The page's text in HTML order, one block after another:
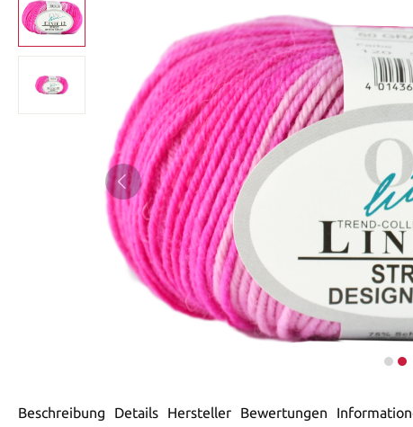
Beschreibung Details Hersteller Bewertungen